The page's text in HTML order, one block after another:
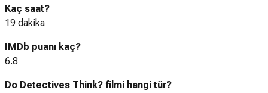
Kaç saat?
19 dakika
IMDb puanı kaç?
6.8
Do Detectives Think? filmi hangi tür?